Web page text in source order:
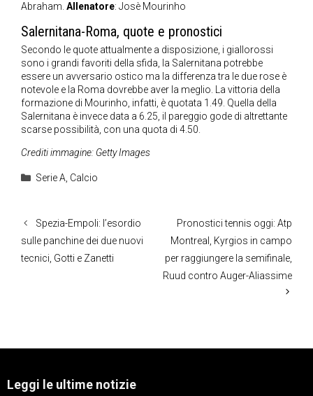
Abraham. Allenatore: Josè Mourinho
Salernitana-Roma, quote e pronostici
Secondo le quote attualmente a disposizione, i giallorossi
sono i grandi favoriti della sfida, la Salernitana potrebbe
essere un avversario ostico ma la differenza tra le due rose è
notevole e la Roma dovrebbe aver la meglio. La vittoria della
formazione di Mourinho, infatti, è quotata 1.49. Quella della
Salernitana è invece data a 6.25, il pareggio gode di altrettante
scarse possibilità, con una quota di 4.50.
Crediti immagine: Getty Images
Categorie
Serie A, Calcio
Spezia-Empoli: l’esordio
sulle panchine dei due nuovi
tecnici, Gotti e Zanetti
Pronostici tennis oggi: Atp
Montreal, Kyrgios in campo
per raggiungere la semifinale,
Ruud contro Auger-Aliassime
Leggi le ultime notizie